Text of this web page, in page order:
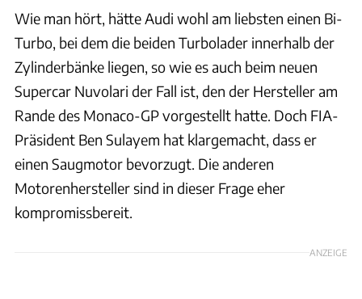
Wie man hört, hätte Audi wohl am liebsten einen Bi-
Turbo, bei dem die beiden Turbolader innerhalb der
Zylinderbänke liegen, so wie es auch beim neuen
Supercar Nuvolari der Fall ist, den der Hersteller am
Rande des Monaco-GP vorgestellt hatte. Doch FIA-
Präsident Ben Sulayem hat klargemacht, dass er
einen Saugmotor bevorzugt. Die anderen
Motorenhersteller sind in dieser Frage eher
kompromissbereit.
ANZEIGE